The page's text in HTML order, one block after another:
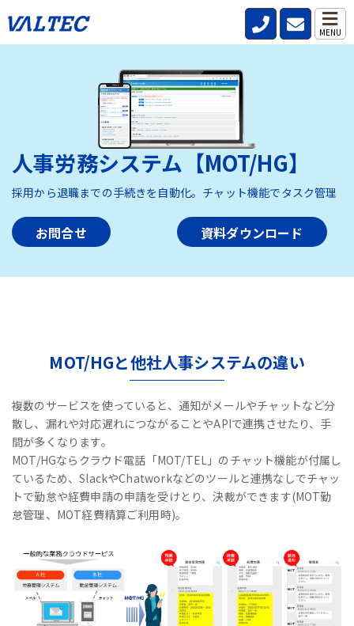
MENU
HOME>製品・サービス> 人事労務システム【MOT/HG】
人事労務システム【MOT/HG】
採用から退職までの手続きを自動化。チャット機能でタスク管理
お問合せ 資料ダウンロード
MOT/HGと他社人事システムの違い
複数のサービスを使っていると、通知がメールやチャットなど分
散し、漏れや対応遅れにつながることやAPIで連携させたり、手
間が多くなります。
MOT/HGならクラウド電話「MOT/TEL」のチャット機能が付属し
ているため、SlackやChatworkなどのツールと連携なしでチャッ
トで勤怠や経費申請の申請を受けとり、決裁ができます(MOT勤
怠管理、MOT経費精算ご利用時)。